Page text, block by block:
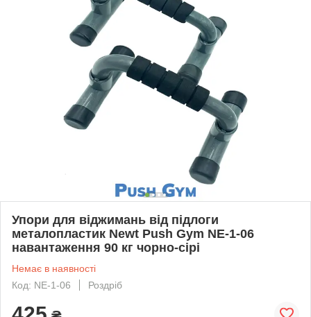
Упори для віджимань від підлоги
металопластик Newt Push Gym NE-1-06
навантаження 90 кг чорно-сірі
Немає в наявності
Код: NE-1-06
Роздріб